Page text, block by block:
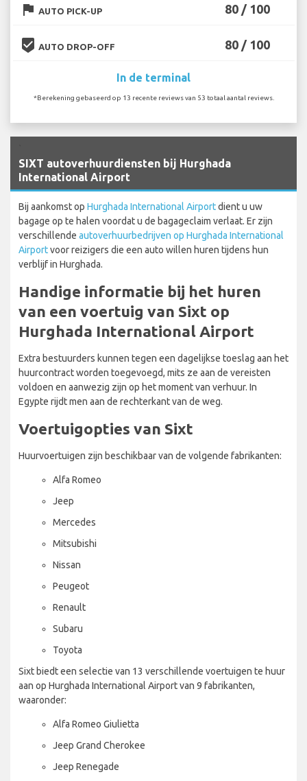
flag AUTO PICK-UP 80 / 100
beenhere AUTO DROP-OFF 80 / 100
In de terminal
*Berekening gebaseerd op 13 recente reviews van 53 totaal aantal reviews.
SIXT autoverhuurdiensten bij Hurghada
International Airport
Bij aankomst op Hurghada International Airportdient u uw
bagage op te halen voordat u de bagageclaim verlaat. Er zijn
verschillende autoverhuurbedrijven op Hurghada International
Airportvoor reizigers die een auto willen huren tijdens hun
verblijf in Hurghada.
Handige informatie bij het huren
van een voertuig van Sixt op
Hurghada International Airport
Extra bestuurders kunnen tegen een dagelijkse toeslag aan het
huurcontract worden toegevoegd, mits ze aan de vereisten
voldoen en aanwezig zijn op het moment van verhuur. In
Egypte rijdt men aan de rechterkant van de weg.
Voertuigopties van Sixt
Huurvoertuigen zijn beschikbaar van de volgende fabrikanten:
Alfa Romeo
Jeep
Mercedes
Mitsubishi
Nissan
Peugeot
Renault
Subaru
Toyota
Sixt biedt een selectie van 13 verschillende voertuigen te huur
aan op Hurghada International Airport van 9 fabrikanten,
waaronder:
Alfa Romeo Giulietta
Jeep Grand Cherokee
Jeep Renegade